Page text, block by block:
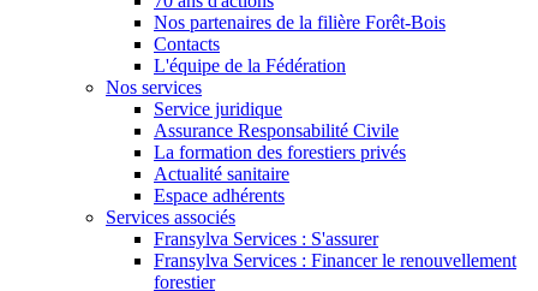
Nos partenaires de la filière Forêt-Bois
Contacts
L'équipe de la Fédération
Nos services
Service juridique
Assurance Responsabilité Civile
La formation des forestiers privés
Actualité sanitaire
Espace adhérents
Services associés
Fransylva Services : S'assurer
Fransylva Services : Financer le renouvellement
forestier